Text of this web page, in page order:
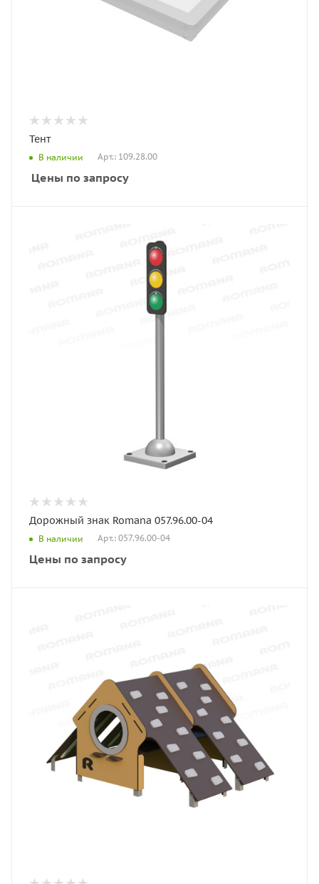
Тент
В наличии Арт.: 109.28.00
Цены по запросу
Дорожный знак Romana 057.96.00-04
В наличии Арт.: 057.96.00-04
Цены по запросу